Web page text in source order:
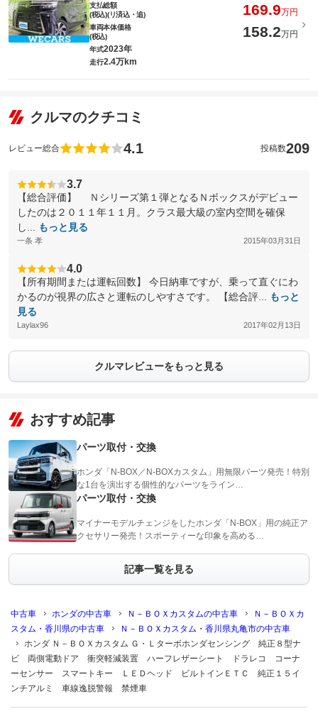
支払総額
(税込)(リ済込・追)
169.9万円
車両本体価格
(税込)
158.2万円
年式2023年
走行2.4万km
クルマのクチコミ
レビュー総合 4.1 投稿数209
3.7
【総合評価】 Ｎシリーズ第１弾となるＮボックスがデビュー
したのは２０１１年１１月。クラス最大級の室内空間を確保
し...
もっと見る
一条 孝 2015年03月31日
4.0
【所有期間または運転回数】 今日納車ですが、乗って直ぐにわ
かるのが視界の広さと運転のしやすさです。 【総合評...
もっと
見る
Laylax96 2017年02月13日
クルマレビューをもっと見る
おすすめ記事
パーツ取付・交換
ホンダ「N-BOX／N-BOXカスタム」用無限パーツ発売！特別
な1台を演出する個性的なパーツをライン…
パーツ取付・交換
マイナーモデルチェンジをしたホンダ「N-BOX」用の純正ア
クセサリー発売！スポーティーな印象を高める…
記事一覧を見る
中古車 ホンダの中古車 Ｎ－ＢＯＸカスタムの中古車
Ｎ－ＢＯＸカ
スタム・香川県の中古車
Ｎ－ＢＯＸカスタム・香川県丸亀市の中古車
ホンダ Ｎ－ＢＯＸカスタム Ｇ・Ｌターボホンダセンシング 純正８型ナ
ビ 両側電動ドア 衝突軽減装置 ハーフレザーシート ドラレコ コーナ
ーセンサー スマートキー ＬＥＤヘッド ビルトインＥＴＣ 純正１５イ
ンチアルミ 車線逸脱警報 禁煙車